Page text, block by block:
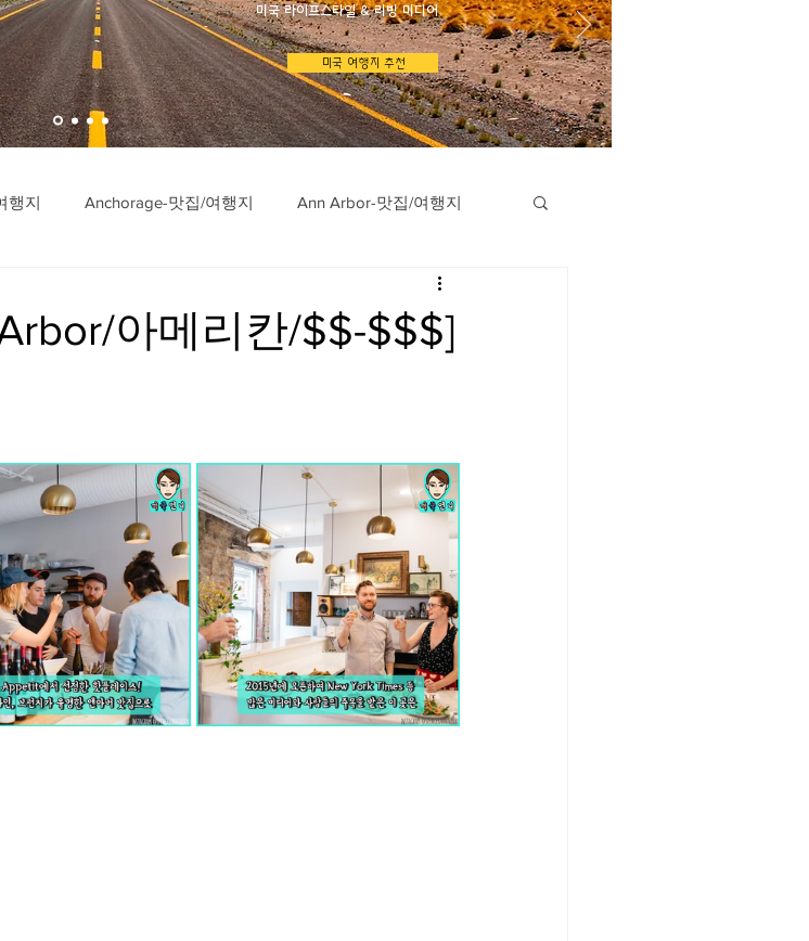
​미국 라이프스타일 & 리빙 미디어
미국 여행지 추천
행지 Anchorage-맛집/여행지 Ann Arbor-맛집/여행지
Austin-맛집/여행지
Bloomington-맛집/여행지 Boone-맛집/여행지
맛집/여행지 Bretton Woods-맛집/여행지
Buena Park-맛집/여행지 Calipatria-맛집/여행지
Campton-맛집/여행지 Cascade Locks-맛집/여행지
아메리칸/$$-$$$]